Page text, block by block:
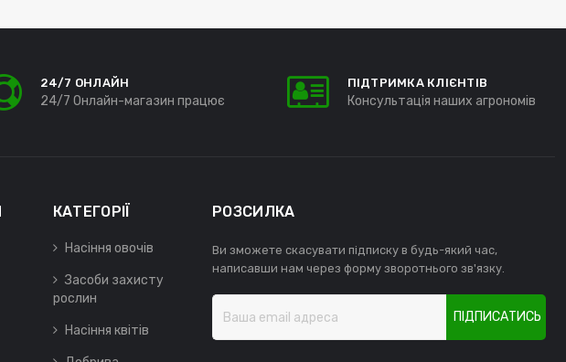
24/7 ОНЛАЙН
24/7 Онлайн-магазин працює
ПІДТРИМКА КЛІЄНТІВ
Консультація наших агрономів
КАТЕГОРІЇ
Насіння овочів
Засоби захисту
рослин
Насіння квітів
РОЗСИЛКА
Ви зможете скасувати підписку в будь-який час,
написавши нам через форму зворотнього зв'язку.
ПІДПИСАТИСЬ